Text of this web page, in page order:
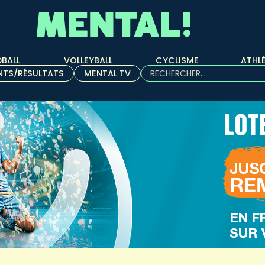
VOLLEYBALL CYCLISME
RÉSULTATS
MENTAL TV
Rechercher :